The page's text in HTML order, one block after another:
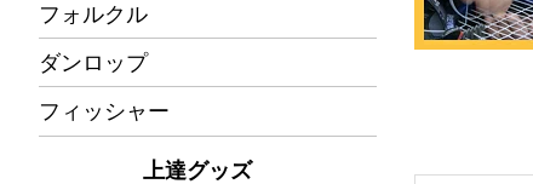
フォルクル
ダンロップ
フィッシャー
上達グッズ